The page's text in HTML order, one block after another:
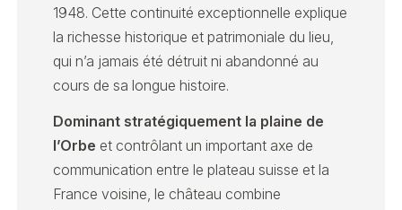
1948. Cette continuité exceptionnelle explique
la richesse historique et patrimoniale du lieu,
qui n’a jamais été détruit ni abandonné au
cours de sa longue histoire.
Dominant stratégiquement la plaine de
l’Orbe et contrôlant un important axe de
communication entre le plateau suisse et la
France voisine, le château combine